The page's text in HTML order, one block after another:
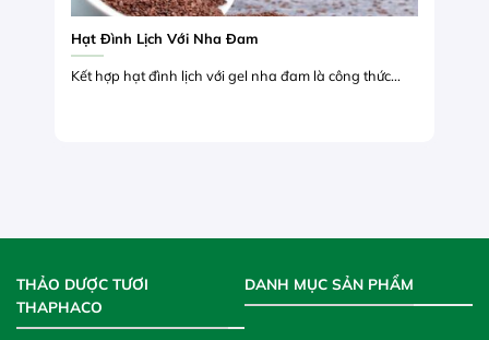
Hạt Đình Lịch Với Nha Đam
Kết hợp hạt đình lịch với gel nha đam là công thức...
THẢO DƯỢC TƯƠI
THAPHACO
DANH MỤC SẢN PHẨM